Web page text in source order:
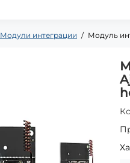
Модули интеграции Модуль